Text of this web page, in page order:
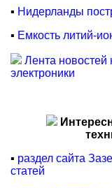
▪ Нидерланды
▪ Емкость литий-
Лента новостей
электроники
▪ раздел сайта
статей